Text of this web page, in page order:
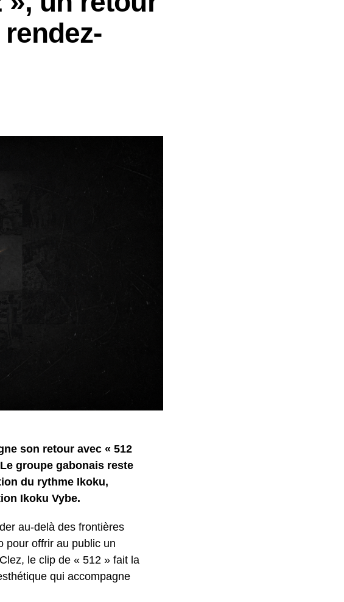
son retour avec « 512
groupe gabonais reste
du rythme Ikoku,
Ikoku Vybe.
au-delà des frontières
pour offrir au public un
le clip de « 512 » fait la
qui accompagne